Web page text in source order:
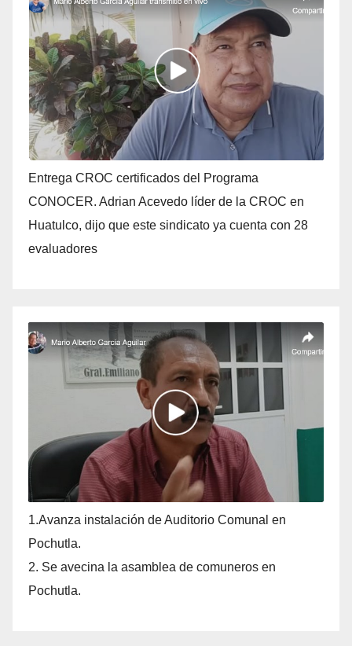
Entrega CROC certificados del Programa
CONOCER. Adrian Acevedo líder de la CROC en
Huatulco, dijo que este sindicato ya cuenta con 28
evaluadores
1.Avanza instalación de Auditorio Comunal en
Pochutla.
2. Se avecina la asamblea de comuneros en
Pochutla.